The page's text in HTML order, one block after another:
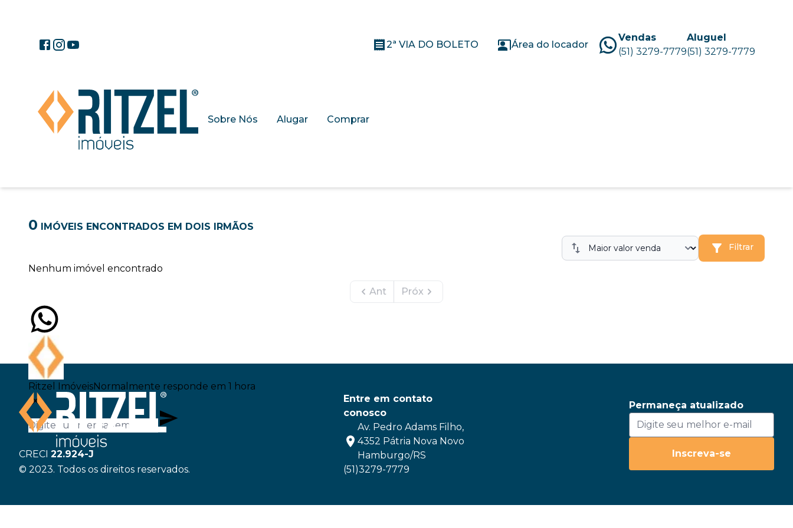
2ª VIA DO BOLETO Área do locador
Vendas
(51) 3279-7779
Aluguel
(51) 3279-7779
Sobre Nós Alugar Comprar
0 IMÓVEIS ENCONTRADOS EM DOIS IRMÃOS
Filtrar
Nenhum imóvel encontrado
Ant Próx
Ritzel ImóveisNormalmente responde em 1 hora
CRECI 22.924-J
© 2023. Todos os direitos reservados.
Entre em contato
conosco
Av. Pedro Adams Filho,
4352 Pátria Nova Novo
Hamburgo/RS
(51)3279-7779
Permaneça atualizado
Inscreva-se